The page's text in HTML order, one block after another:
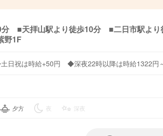
分 ■天拝山駅より徒歩10分 ■二日市駅よ
野1F
日祝は時給+50円 ◆深夜22時以降は時給1322
夕方 夜 深夜